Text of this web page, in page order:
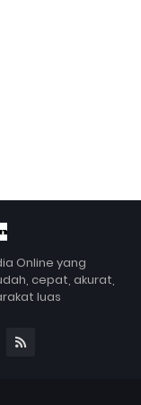
Online yang
cepat, akurat,
luas